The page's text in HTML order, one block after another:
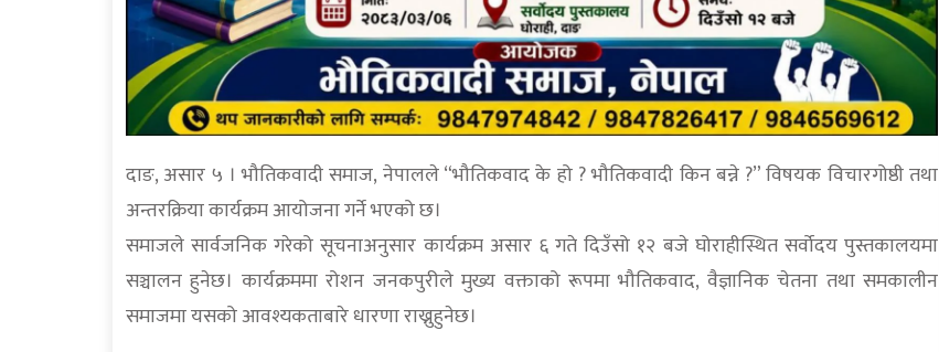
दाङ, असार ५ । भौतिकवादी समाज, नेपालले “भौतिकवाद के हो ? भौतिकवादी किन बन्ने ?” विषयक विचारगोष्ठी तथा
अन्तरक्रिया कार्यक्रम आयोजना गर्ने भएको छ।
समाजले सार्वजनिक गरेको सूचनाअनुसार कार्यक्रम असार ६ गते दिउँसो १२ बजे घोराहीस्थित सर्वोदय पुस्तकालयमा
सञ्चालन हुनेछ। कार्यक्रममा रोशन जनकपुरीले मुख्य वक्ताको रूपमा भौतिकवाद, वैज्ञानिक चेतना तथा समकालीन
समाजमा यसको आवश्यकताबारे धारणा राख्नुहुनेछ।